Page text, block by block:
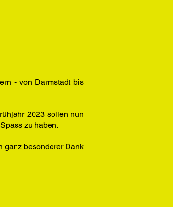
- von Darmstadt bis
2023 sollen nun
zu haben.
ganz besonderer Dank